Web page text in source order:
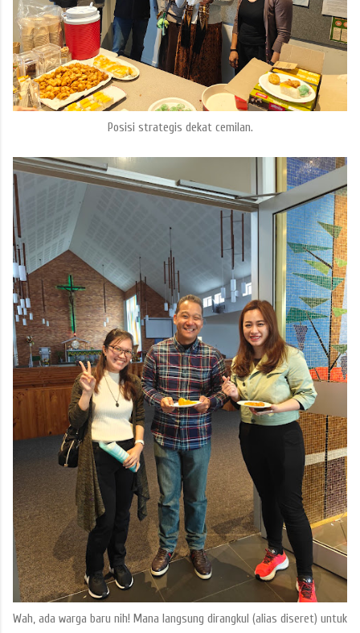
Posisi strategis dekat cemilan.
Wah, ada warga baru nih! Mana langsung dirangkul (alias diseret) untuk